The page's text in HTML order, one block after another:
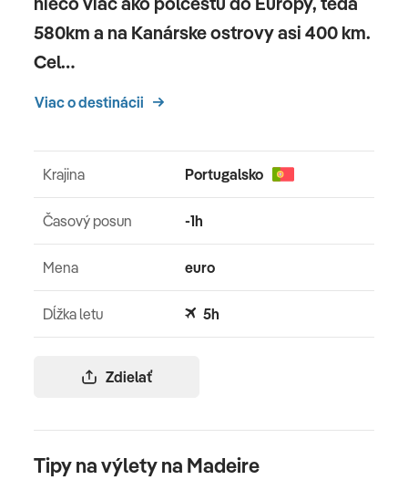
spálňa, nemecký program, Deutsche Welle,
káblová TV, izbová služba za poplatok, upratovací
servis: bez poplatku, oddelená sprcha, vaňa, WC,
Oficiálne hodnotenie
580km a na Kanárske ostrovy asi 400 km.
Cel…
Viac o destinácii
Zdielať
Krajina Portugalsko
Časový posun -1h
Mena euro
Dĺžka letu 5h
Tipy na výlety na Madeire